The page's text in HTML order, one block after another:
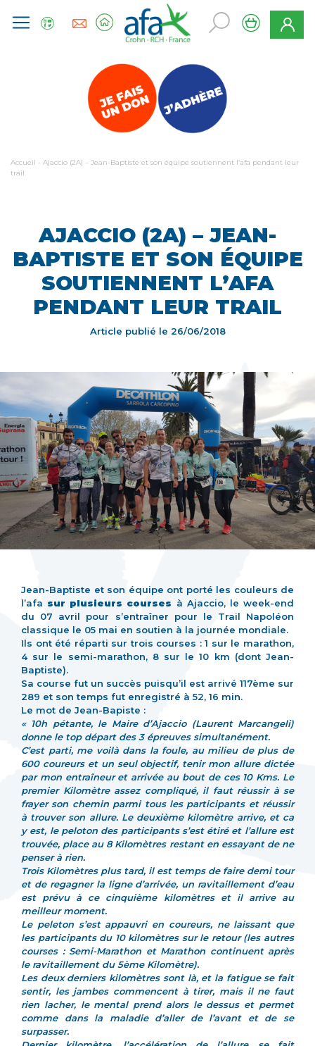
Accueil - Ajaccio (2A) – Jean-Baptiste et son équipe soutiennent l’afa pendant leur
trail
AJACCIO (2A) – JEAN-
BAPTISTE ET SON ÉQUIPE
SOUTIENNENT L’AFA
PENDANT LEUR TRAIL
Article publié le 26/06/2018
Jean-Baptiste et son équipe ont porté les couleurs de
l’afa sur plusieurs courses à Ajaccio, le week-end
du 07 avril pour s’entraîner pour le Trail Napoléon
classique le 05 mai en soutien à la journée mondiale.
Ils ont été réparti sur trois courses : 1 sur le marathon,
4 sur le semi-marathon, 8 sur le 10 km (dont Jean-
Baptiste).
Sa course fut un succès puisqu’il est arrivé 117ème sur
289 et son temps fut enregistré à 52, 16 min.
Le mot de Jean-Bapiste :
« 10h pétante, le Maire d’Ajaccio (Laurent Marcangeli)
donne le top départ des 3 épreuves simultanément.
C’est parti, me voilà dans la foule, au milieu de plus de
600 coureurs et un seul objectif, tenir mon allure dictée
par mon entraîneur et arrivée au bout de ces 10 Kms. Le
premier Kilomètre assez compliqué, il faut réussir à se
frayer son chemin parmi tous les participants et réussir
à trouver son allure. Le deuxième kilomètre arrive, et ca
y est, le peloton des participants s’est étiré et l’allure est
trouvée, place au 8 Kilomètres restant en essayant de ne
penser à rien.
Trois Kilomètres plus tard, il est temps de faire demi tour
et de regagner la ligne d’arrivée, un ravitaillement d’eau
est prévu à ce cinquième kilomètres et il arrive au
meilleur moment.
Le peleton s’est appauvri en coureurs, ne laissant que
les participants du 10 kilomètres sur le retour (les autres
courses : Semi-Marathon et Marathon continuent après
le ravitaillement du 5ème Kilomètre).
Les deux derniers kilomètres sont là, et la fatigue se fait
sentir, les jambes commencent à tirer, mais il ne faut
rien lacher, le mental prend alors le dessus et permet
comme dans la maladie d’aller de l’avant et de se
surpasser.